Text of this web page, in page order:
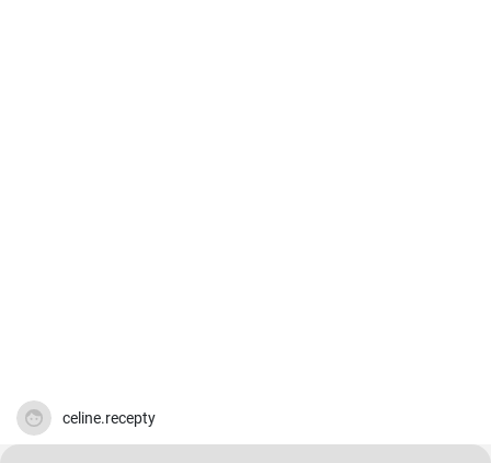
celine.recepty